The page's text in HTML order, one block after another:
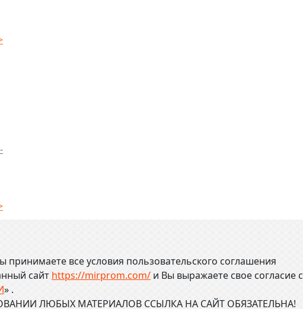
принимаете все условия пользовательского соглашения
сайт https://mirprom.com/ и Вы выражаете свое согласие с
» .
ЛЮБЫХ МАТЕРИАЛОВ ССЫЛКА НА САЙТ ОБЯЗАТЕЛЬНА!